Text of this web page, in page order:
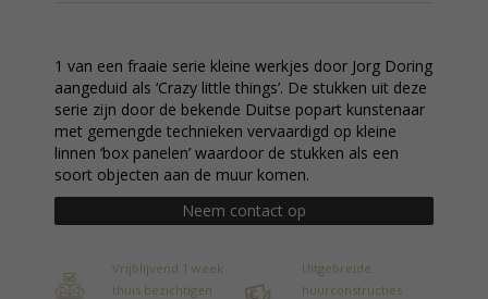
1 van een fraaie serie kleine werkjes door Jorg Doring
aangeduid als ‘Crazy little things’. De stukken uit deze
serie zijn door de bekende Duitse popart kunstenaar
met gemengde technieken vervaardigd op kleine
linnen ‘box panelen’ waardoor de stukken als een
soort objecten aan de muur komen.
Neem contact op
Vrijblijvend 1 week
thuis bezichtigen
Uitgebreide
huurconstructies